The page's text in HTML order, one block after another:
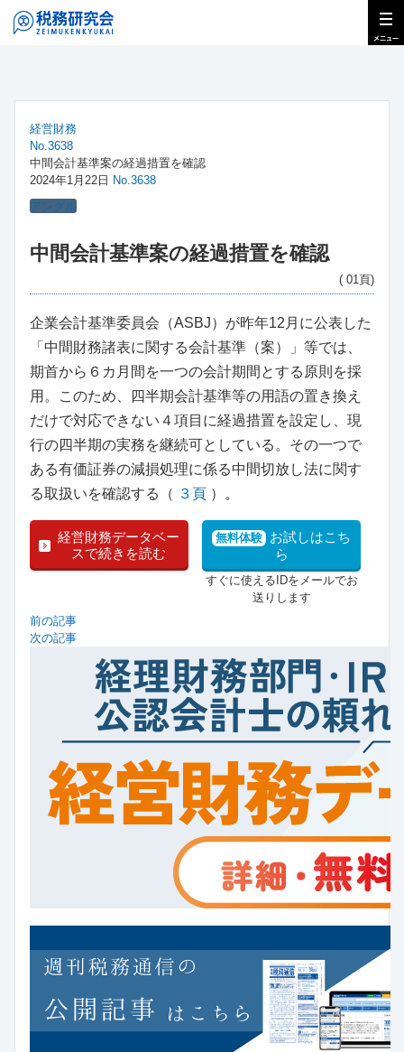
経営財務
No.3638
中間会計基準案の経過措置を確認
2024年1月22日 No.3638
アングル
中間会計基準案の経過措置を確認
( 01頁)
企業会計基準委員会（ASBJ）が昨年12月に公表した
「中間財務諸表に関する会計基準（案）」等では、
期首から６カ月間を一つの会計期間とする原則を採
用。このため、四半期会計基準等の用語の置き換え
だけで対応できない４項目に経過措置を設定し、現
行の四半期の実務を継続可としている。その一つで
ある有価証券の減損処理に係る中間切放し法に関す
る取扱いを確認する（ ３頁 ）。
経営財務データベー
スで続きを読む
無料体験 お試しはこち
ら
すぐに使えるIDをメールでお
送りします
前の記事
次の記事